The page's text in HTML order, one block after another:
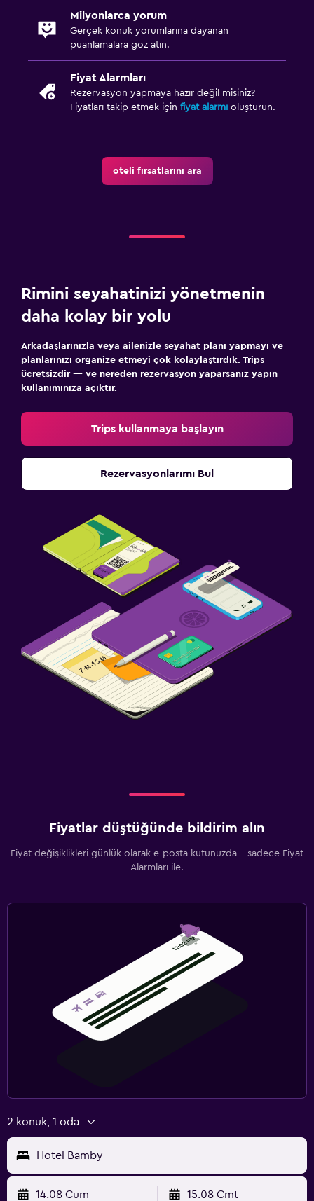
Milyonlarca yorum
Gerçek konuk yorumlarına dayanan
puanlamalara göz atın.
Fiyat Alarmları
Rezervasyon yapmaya hazır değil misiniz?
Fiyatları takip etmek için fiyat alarmı oluşturun.
oteli fırsatlarını ara
Rimini seyahatinizi yönetmenin
daha kolay bir yolu
Arkadaşlarınızla veya ailenizle seyahat planı yapmayı ve
planlarınızı organize etmeyi çok kolaylaştırdık. Trips
ücretsizdir — ve nereden rezervasyon yaparsanız yapın
kullanımınıza açıktır.
Trips kullanmaya başlayın
Rezervasyonlarımı Bul
Fiyatlar düştüğünde bildirim alın
Fiyat değişiklikleri günlük olarak e-posta kutunuzda - sadece Fiyat
Alarmları ile.
2 konuk, 1 oda
Hotel Bamby
14.08 Cum 15.08 Cmt